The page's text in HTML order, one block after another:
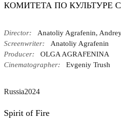
КОМИТЕТА ПО КУЛЬТУРЕ
Director:
Anatoliy Agrafenin,
Screenwriter:
Anatoliy Agrafenin
Producer:
OLGA AGRAFENINA
Cinematographer:
Evgeniy Trush
Russia2024
Spirit of Fire